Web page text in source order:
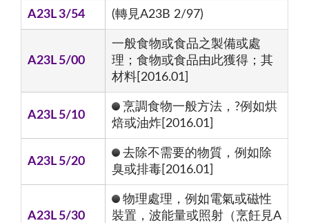
A23L 3/54 (轉見A23B 2/97)
A23L 5/00
一般食物或食品之製備或處
理；食物或食品由此獲得；其
材料[2016.01]
A23L 5/10
烹調食物一般方法，?例如烘
焙或油炸[2016.01]
A23L 5/20
去除不需要的物質，例如除
臭或排毒[2016.01]
A23L 5/30
物理處理，例如電氣或磁性
裝置，波能量或照射（烹飪見A